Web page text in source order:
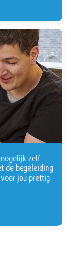
zelf
de begeleiding
jou prettig